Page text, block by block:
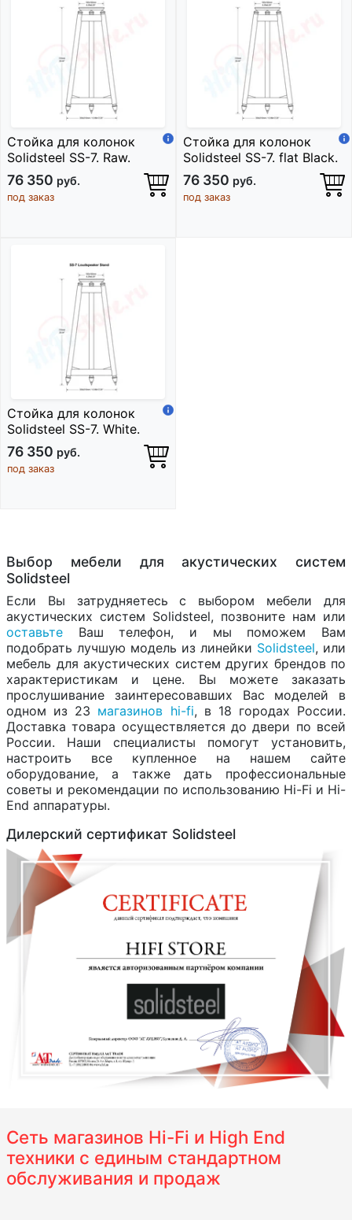
Стойка для колонок
Solidsteel SS-7. Raw.
76 350 руб.
под заказ
Стойка для колонок
Solidsteel SS-7. flat Black.
76 350 руб.
под заказ
Стойка для колонок
Solidsteel SS-7. White.
76 350 руб.
под заказ
Выбор мебели для акустических систем
Solidsteel
Если Вы затрудняетесь с выбором мебели для
акустических систем Solidsteel, позвоните нам или
оставьте Ваш телефон, и мы поможем Вам
подобрать лучшую модель из линейки Solidsteel, или
мебель для акустических систем других брендов по
характеристикам и цене. Вы можете заказать
прослушивание заинтересовавших Вас моделей в
одном из 23 магазинов hi-fi, в 18 городах России.
Доставка товара осуществляется до двери по всей
России. Наши специалисты помогут установить,
настроить все купленное на нашем сайте
оборудование, а также дать профессиональные
советы и рекомендации по использованию Hi-Fi и Hi-
End аппаратуры.
Дилерский сертификат Solidsteel
Сеть магазинов Hi-Fi и High End
техники с единым стандартном
обслуживания и продаж